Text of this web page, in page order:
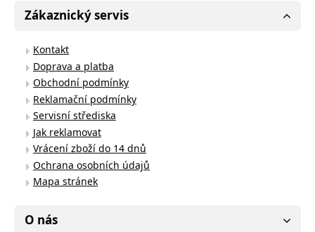
Zákaznický servis
Kontakt
Doprava a platba
Obchodní podmínky
Reklamační podmínky
Servisní střediska
Jak reklamovat
Vrácení zboží do 14 dnů
Ochrana osobních údajů
Mapa stránek
O nás